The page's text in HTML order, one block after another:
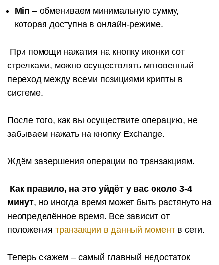
Min – обмениваем минимальную сумму,
которая доступна в онлайн-режиме.
При помощи нажатия на кнопку иконки сот
стрелками, можно осуществлять мгновенный
переход между всеми позициями крипты в
системе.
После того, как вы осуществите операцию, не
забываем нажать на кнопку Exchange.
Ждём завершения операции по транзакциям.
Как правило, на это уйдёт у вас около 3-4
минут, но иногда время может быть растянуто на
неопределённое время. Все зависит от
положения транзакции в данный момент в сети.
Теперь скажем – самый главный недостаток